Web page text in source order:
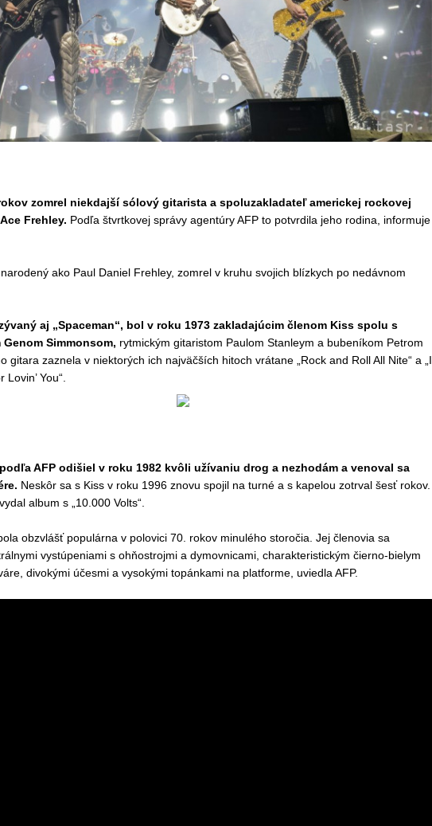
zomrel niekdajší sólový gitarista a spoluzakladateľ americkej rockovej
Frehley. Podľa štvrtkovej správy agentúry AFP to potvrdila jeho rodina, informuje
ako Paul Daniel Frehley, zomrel v kruhu svojich blízkych po nedávnom
aj „Spaceman“, bol v roku 1973 zakladajúcim členom Kiss spolu s
Simmonsom, rytmickým gitaristom Paulom Stanleym a bubeníkom Petrom
gitara zaznela v niektorých ich najväčších hitoch vrátane „Rock and Roll All Nite“ a „I
You“.
AFP odišiel v roku 1982 kvôli užívaniu drog a nezhodám a venoval sa
Neskôr sa s Kiss v roku 1996 znovu spojil na turné a s kapelou zotrval šesť rokov.
album s „10.000 Volts“.
obzvlášť populárna v polovici 70. rokov minulého storočia. Jej členovia sa
vystúpeniami s ohňostrojmi a dymovnicami, charakteristickým čierno-bielym
divokými účesmi a vysokými topánkami na platforme, uviedla AFP.